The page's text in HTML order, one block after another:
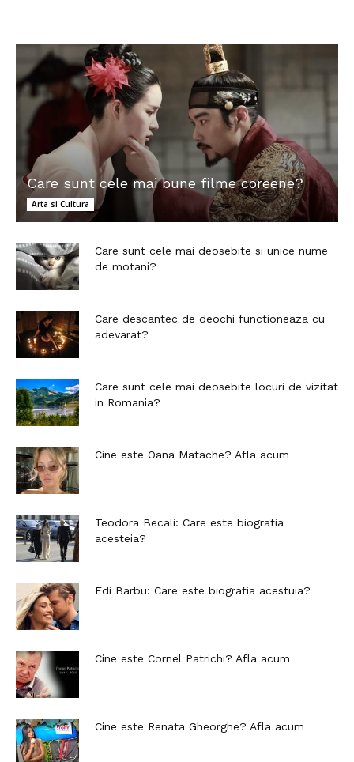
Care sunt cele mai bune filme coreene?
Arta si Cultura
Care sunt cele mai deosebite si unice nume
de motani?
Care descantec de deochi functioneaza cu
adevarat?
Care sunt cele mai deosebite locuri de vizitat
in Romania?
Cine este Oana Matache? Afla acum
Teodora Becali: Care este biografia
acesteia?
Edi Barbu: Care este biografia acestuia?
Cine este Cornel Patrichi? Afla acum
Cine este Renata Gheorghe? Afla acum